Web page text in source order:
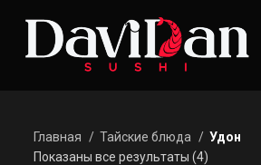
Главная Тайские блюда
Удон
Показаны все результаты (4)